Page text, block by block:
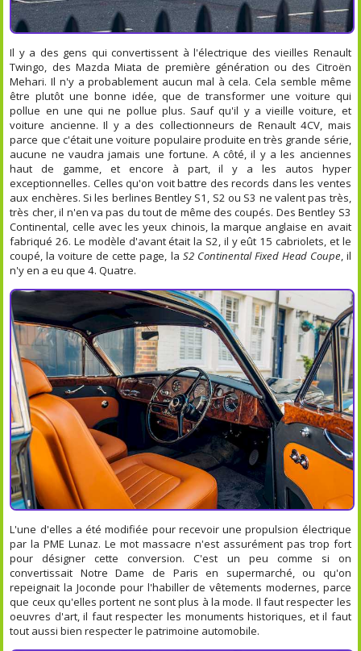
Il y a des gens qui convertissent à l'électrique des vieilles Renault
Twingo, des Mazda Miata de première génération ou des Citroën
Mehari. Il n'y a probablement aucun mal à cela. Cela semble même
être plutôt une bonne idée, que de transformer une voiture qui
pollue en une qui ne pollue plus. Sauf qu'il y a vieille voiture, et
voiture ancienne. Il y a des collectionneurs de Renault 4CV, mais
parce que c'était une voiture populaire produite en très grande série,
aucune ne vaudra jamais une fortune. A côté, il y a les anciennes
haut de gamme, et encore à part, il y a les autos hyper
exceptionnelles. Celles qu'on voit battre des records dans les ventes
aux enchères. Si les berlines Bentley S1, S2 ou S3 ne valent pas très,
très cher, il n'en va pas du tout de même des coupés. Des Bentley S3
Continental, celle avec les yeux chinois, la marque anglaise en avait
fabriqué 26. Le modèle d'avant était la S2, il y eût 15 cabriolets, et le
coupé, la voiture de cette page, la S2 Continental Fixed Head Coupe, il
n'y en a eu que 4. Quatre.
L'une d'elles a été modifiée pour recevoir une propulsion électrique
par la PME Lunaz. Le mot massacre n'est assurément pas trop fort
pour désigner cette conversion. C'est un peu comme si on
convertissait Notre Dame de Paris en supermarché, ou qu'on
repeignait la Joconde pour l'habiller de vêtements modernes, parce
que ceux qu'elles portent ne sont plus à la mode. Il faut respecter les
oeuvres d'art, il faut respecter les monuments historiques, et il faut
tout aussi bien respecter le patrimoine automobile.